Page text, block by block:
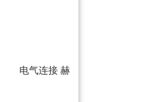
电气连接 赫